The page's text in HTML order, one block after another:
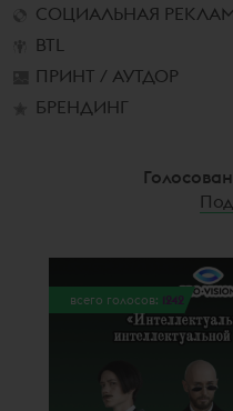
СОЦИАЛЬНАЯ
BTL
ПРИНТ / АУТДОР
БРЕНДИНГ
всего голосов: 1242